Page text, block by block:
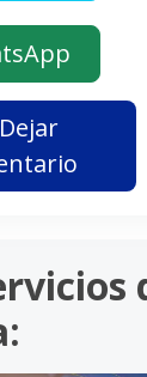
Dejar